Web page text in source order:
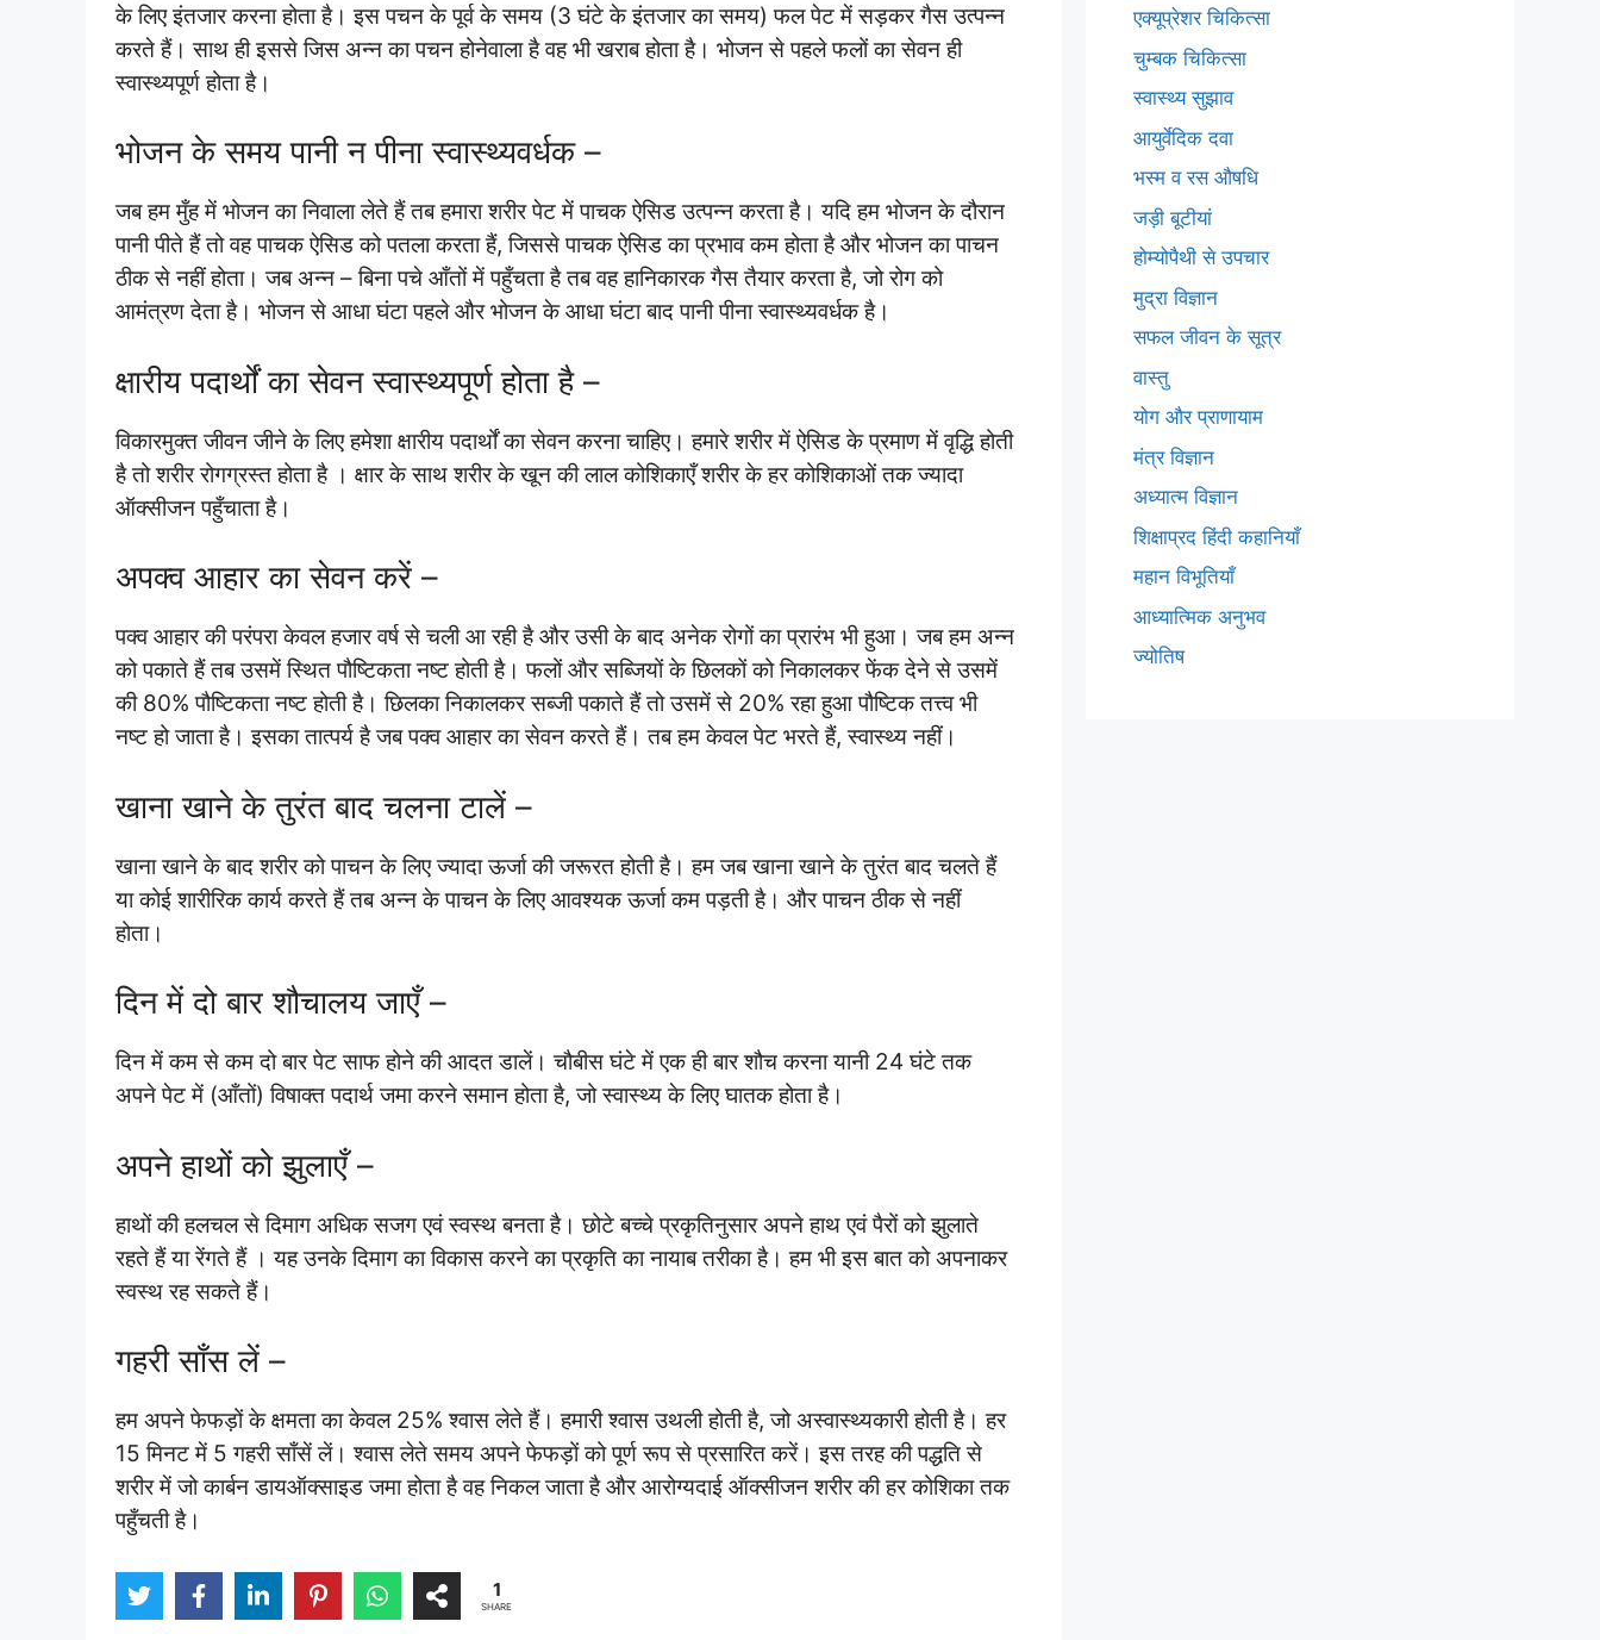
के लिए इंतजार करना होता है। इस पचन के पूर्व के समय (3 घंटे के इंतजार का समय) फल पेट में सड़कर गैस उत्पन्न
करते हैं। साथ ही इससे जिस अन्न का पचन होनेवाला है वह भी खराब होता है। भोजन से पहले फलों का सेवन ही
स्वास्थ्यपूर्ण होता है।
भोजन के समय पानी न पीना स्वास्थ्यवर्धक –
जब हम मुँह में भोजन का निवाला लेते हैं तब हमारा शरीर पेट में पाचक ऐसिड उत्पन्न करता है। यदि हम भोजन के दौरान
पानी पीते हैं तो वह पाचक ऐसिड को पतला करता हैं, जिससे पाचक ऐसिड का प्रभाव कम होता है और भोजन का पाचन
ठीक से नहीं होता। जब अन्न – बिना पचे आँतों में पहुँचता है तब वह हानिकारक गैस तैयार करता है, जो रोग को
आमंत्रण देता है। भोजन से आधा घंटा पहले और भोजन के आधा घंटा बाद पानी पीना स्वास्थ्यवर्धक है।
क्षारीय पदार्थों का सेवन स्वास्थ्यपूर्ण होता है –
विकारमुक्त जीवन जीने के लिए हमेशा क्षारीय पदार्थों का सेवन करना चाहिए। हमारे शरीर में ऐसिड के प्रमाण में वृद्धि होती
है तो शरीर रोगग्रस्त होता है । क्षार के साथ शरीर के खून की लाल कोशिकाएँ शरीर के हर कोशिकाओं तक ज्यादा
ऑक्सीजन पहुँचाता है।
अपक्व आहार का सेवन करें –
पक्व आहार की परंपरा केवल हजार वर्ष से चली आ रही है और उसी के बाद अनेक रोगों का प्रारंभ भी हुआ। जब हम अन्न
को पकाते हैं तब उसमें स्थित पौष्टिकता नष्ट होती है। फलों और सब्जियों के छिलकों को निकालकर फेंक देने से उसमें
की 80% पौष्टिकता नष्ट होती है। छिलका निकालकर सब्जी पकाते हैं तो उसमें से 20% रहा हुआ पौष्टिक तत्त्व भी
नष्ट हो जाता है। इसका तात्पर्य है जब पक्व आहार का सेवन करते हैं। तब हम केवल पेट भरते हैं, स्वास्थ्य नहीं।
खाना खाने के तुरंत बाद चलना टालें –
खाना खाने के बाद शरीर को पाचन के लिए ज्यादा ऊर्जा की जरूरत होती है। हम जब खाना खाने के तुरंत बाद चलते हैं
या कोई शारीरिक कार्य करते हैं तब अन्न के पाचन के लिए आवश्यक ऊर्जा कम पड़ती है। और पाचन ठीक से नहीं
होता।
दिन में दो बार शौचालय जाएँ –
दिन में कम से कम दो बार पेट साफ होने की आदत डालें। चौबीस घंटे में एक ही बार शौच करना यानी 24 घंटे तक
अपने पेट में (आँतों) विषाक्त पदार्थ जमा करने समान होता है, जो स्वास्थ्य के लिए घातक होता है।
अपने हाथों को झुलाएँ –
हाथों की हलचल से दिमाग अधिक सजग एवं स्वस्थ बनता है। छोटे बच्चे प्रकृतिनुसार अपने हाथ एवं पैरों को झुलाते
रहते हैं या रेंगते हैं । यह उनके दिमाग का विकास करने का प्रकृति का नायाब तरीका है। हम भी इस बात को अपनाकर
स्वस्थ रह सकते हैं।
गहरी साँस लें –
हम अपने फेफड़ों के क्षमता का केवल 25% श्वास लेते हैं। हमारी श्वास उथली होती है, जो अस्वास्थ्यकारी होती है। हर
15 मिनट में 5 गहरी साँसें लें। श्वास लेते समय अपने फेफड़ों को पूर्ण रूप से प्रसारित करें। इस तरह की पद्धति से
शरीर में जो कार्बन डायऑक्साइड जमा होता है वह निकल जाता है और आरोग्यदाई ऑक्सीजन शरीर की हर कोशिका तक
पहुँचती है।
1
SHARE
एक्यूप्रेशर चिकित्सा
चुम्बक चिकित्सा
स्वास्थ्य सुझाव
आयुर्वेदिक दवा
भस्म व रस औषधि
जड़ी बूटीयां
होम्योपैथी से उपचार
मुद्रा विज्ञान
सफल जीवन के सूत्र
वास्तु
योग और प्राणायाम
मंत्र विज्ञान
अध्यात्म विज्ञान
शिक्षाप्रद हिंदी कहानियाँ
महान विभूतियाँ
आध्यात्मिक अनुभव
ज्योतिष